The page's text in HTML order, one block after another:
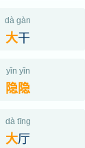
dà gàn
大干
yǐn yǐn
隐隐
dà tīng
大厅